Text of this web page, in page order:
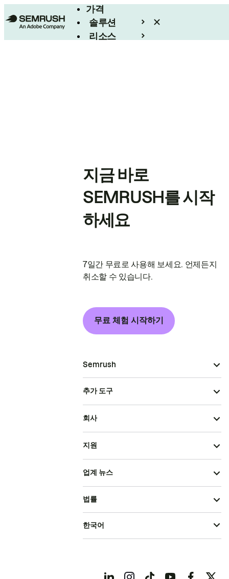
가격
솔루션
리소스
지금 바로
SEMRUSH를 시작
하세요
7일간 무료로 사용해 보세요. 언제든지
취소할 수 있습니다.
무료 체험 시작하기
Semrush
추가 도구
회사
지원
업계 뉴스
법률
한국어